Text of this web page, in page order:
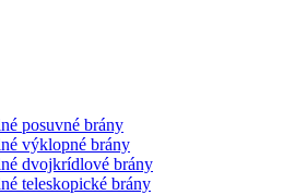
posuvné brány
výklopné brány
dvojkrídlové brány
teleskopické brány